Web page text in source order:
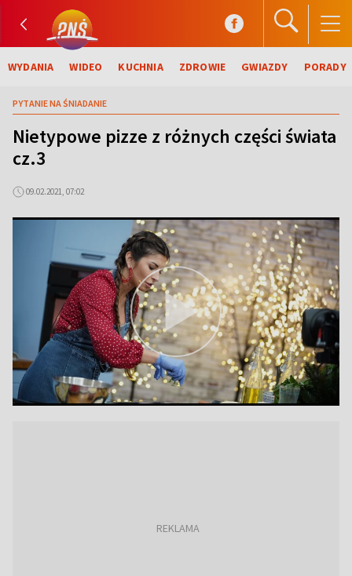
WYDANIA WIDEO KUCHNIA ZDROWIE GWIAZDY PORADY
PYTANIE NA ŚNIADANIE
Nietypowe pizze z różnych części świata
cz.3
09.02.2021, 07:02